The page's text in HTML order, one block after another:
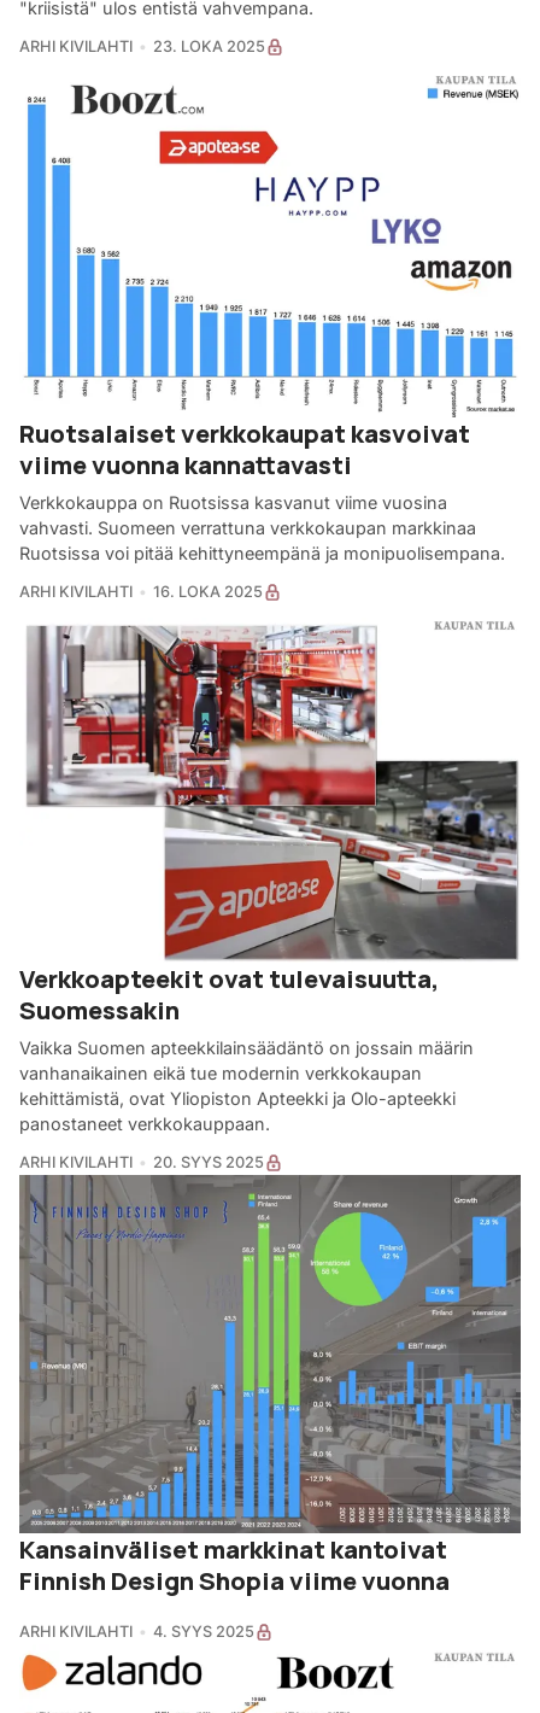
"kriisistä" ulos entistä vahvempana.
ARHI KIVILAHTI 23. LOKA 2025
Ruotsalaiset verkkokaupat kasvoivat
viime vuonna kannattavasti
Verkkokauppa on Ruotsissa kasvanut viime vuosina
vahvasti. Suomeen verrattuna verkkokaupan markkinaa
Ruotsissa voi pitää kehittyneempänä ja monipuolisempana.
ARHI KIVILAHTI 16. LOKA 2025
Verkkoapteekit ovat tulevaisuutta,
Suomessakin
Vaikka Suomen apteekkilainsäädäntö on jossain määrin
vanhanaikainen eikä tue modernin verkkokaupan
kehittämistä, ovat Yliopiston Apteekki ja Olo-apteekki
panostaneet verkkokauppaan.
ARHI KIVILAHTI 20. SYYS 2025
Kansainväliset markkinat kantoivat
Finnish Design Shopia viime vuonna
ARHI KIVILAHTI 4. SYYS 2025